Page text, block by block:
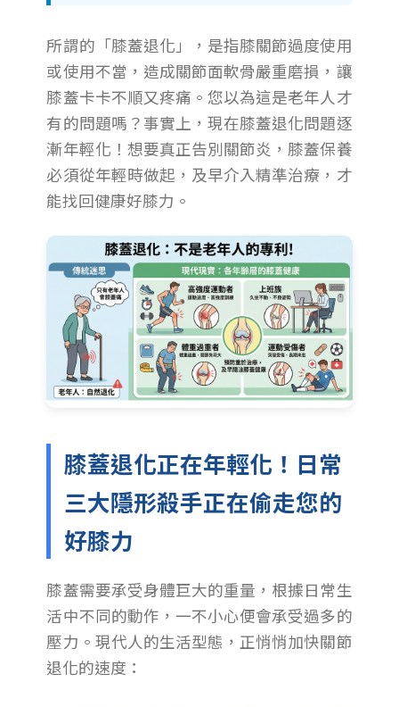
所謂的「膝蓋退化」，是指膝關節過度使用
或使用不當，造成關節面軟骨嚴重磨損，讓
膝蓋卡卡不順又疼痛。您以為這是老年人才
有的問題嗎？事實上，現在膝蓋退化問題逐
漸年輕化！想要真正告別關節炎，膝蓋保養
必須從年輕時做起，及早介入精準治療，才
能找回健康好膝力。
膝蓋退化正在年輕化！日常
三大隱形殺手正在偷走您的
好膝力
膝蓋需要承受身體巨大的重量，根據日常生
活中不同的動作，一不小心便會承受過多的
壓力。現代人的生活型態，正悄悄加快關節
退化的速度：